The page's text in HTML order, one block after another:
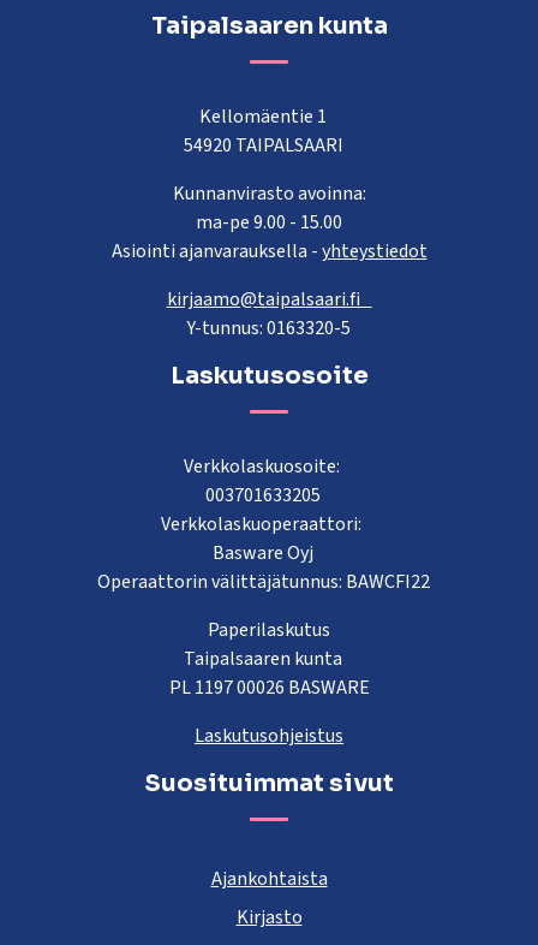
Taipalsaaren kunta
Kellomäentie 1
54920 TAIPALSAARI
Kunnanvirasto avoinna:
ma-pe 9.00 - 15.00
Asiointi ajanvarauksella -yhteystiedot
kirjaamo@taipalsaari.fi
Y-tunnus: 0163320-5
Laskutusosoite
Verkkolaskuosoite:
003701633205
Verkkolaskuoperaattori:
Basware Oyj
Operaattorin välittäjätunnus: BAWCFI22
Paperilaskutus
Taipalsaaren kunta
PL 1197 00026 BASWARE
Laskutusohjeistus
Suosituimmat sivut
Ajankohtaista
Kirjasto